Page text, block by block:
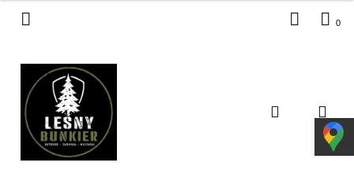
Dodaj zgłoszenie
0